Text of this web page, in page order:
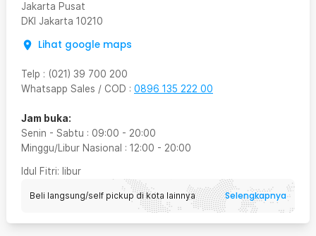
Jakarta Pusat
DKI Jakarta 10210
Lihat google maps
Telp : (021) 39 700 200
Whatsapp Sales / COD : 0896 135 222 00
Jam buka:
Senin - Sabtu : 09:00 - 20:00
Minggu/Libur Nasional : 12:00 - 20:00
Idul Fitri: libur
Beli langsung/self pickup di kota lainnya Selengkapnya